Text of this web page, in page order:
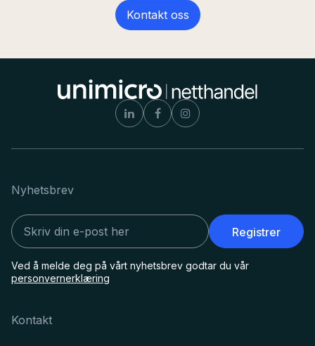
Kontakt oss
Nyhetsbrev
Registrer
Ved å melde deg på vårt nyhetsbrev godtar du vår
personvernerklæring
Kontakt